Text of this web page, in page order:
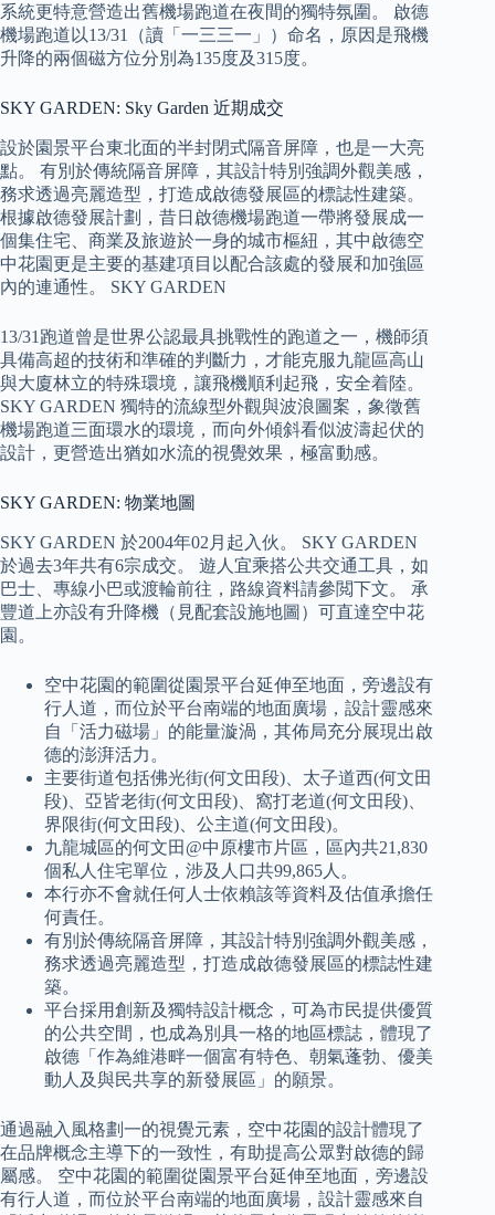
系統更特意營造出舊機場跑道在夜間的獨特氛圍。 啟德
機場跑道以13/31（讀「一三三一」）命名，原因是飛機
升降的兩個磁方位分別為135度及315度。
SKY GARDEN: Sky Garden 近期成交
設於園景平台東北面的半封閉式隔音屏障，也是一大亮
點。 有別於傳統隔音屏障，其設計特別強調外觀美感，
務求透過亮麗造型，打造成啟德發展區的標誌性建築。
根據啟德發展計劃，昔日啟德機場跑道一帶將發展成一
個集住宅、商業及旅遊於一身的城市樞紐，其中啟德空
中花園更是主要的基建項目以配合該處的發展和加強區
內的連通性。 SKY GARDEN
13/31跑道曾是世界公認最具挑戰性的跑道之一，機師須
具備高超的技術和準確的判斷力，才能克服九龍區高山
與大廈林立的特殊環境，讓飛機順利起飛，安全着陸。
SKY GARDEN 獨特的流線型外觀與波浪圖案，象徵舊
機場跑道三面環水的環境，而向外傾斜看似波濤起伏的
設計，更營造出猶如水流的視覺效果，極富動感。
SKY GARDEN: 物業地圖
SKY GARDEN 於2004年02月起入伙。 SKY GARDEN
於過去3年共有6宗成交。 遊人宜乘搭公共交通工具，如
巴士、專線小巴或渡輪前往，路線資料請參閲下文。 承
豐道上亦設有升降機（見配套設施地圖）可直達空中花
園。
空中花園的範圍從園景平台延伸至地面，旁邊設有
行人道，而位於平台南端的地面廣場，設計靈感來
自「活力磁場」的能量漩渦，其佈局充分展現出啟
德的澎湃活力。
主要街道包括佛光街(何文田段)、太子道西(何文田
段)、亞皆老街(何文田段)、窩打老道(何文田段)、
界限街(何文田段)、公主道(何文田段)。
九龍城區的何文田@中原樓市片區，區內共21,830
個私人住宅單位，涉及人口共99,865人。
本行亦不會就任何人士依賴該等資料及估值承擔任
何責任。
有別於傳統隔音屏障，其設計特別強調外觀美感，
務求透過亮麗造型，打造成啟德發展區的標誌性建
築。
平台採用創新及獨特設計概念，可為市民提供優質
的公共空間，也成為別具一格的地區標誌，體現了
啟德「作為維港畔一個富有特色、朝氣蓬勃、優美
動人及與民共享的新發展區」的願景。
通過融入風格劃一的視覺元素，空中花園的設計體現了
在品牌概念主導下的一致性，有助提高公眾對啟德的歸
屬感。 空中花園的範圍從園景平台延伸至地面，旁邊設
有行人道，而位於平台南端的地面廣場，設計靈感來自